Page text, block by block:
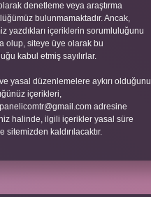
denetleme veya araştırma
bulunmamaktadır. Ancak,
yazdıkları içeriklerin sorumluluğunu
olup, siteye üye olarak bu
kabul etmiş sayılırlar.
yasal düzenlemelere aykırı olduğunu
içerikleri,
adresine
halinde, ilgili içerikler yasal süre
sitemizden kaldırılacaktır.